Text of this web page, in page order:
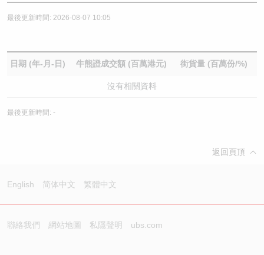
最後更新時間: 2026-08-07 10:05
日期 (年-月-日) 牛熊證成交額 (百萬港元) 街貨量 (百萬份/%)
沒有相關資料
最後更新時間: -
返回頁頂
English 简体中文 繁體中文
聯絡我們 網站地圖 私隱聲明 ubs.com